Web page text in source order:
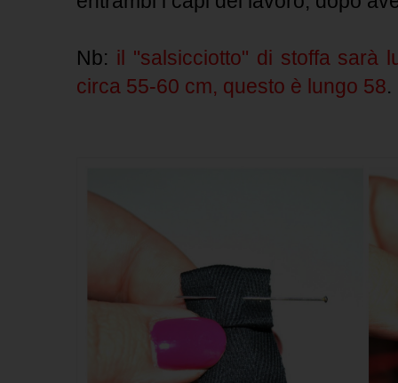
Nb: il "salsicciotto" di stoffa sarà
circa 55-60 cm, questo è lungo 58.